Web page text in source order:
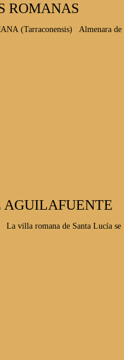
ROMANAS
(Tarraconensis) Almenara de
villa romana de Santa Lucía se